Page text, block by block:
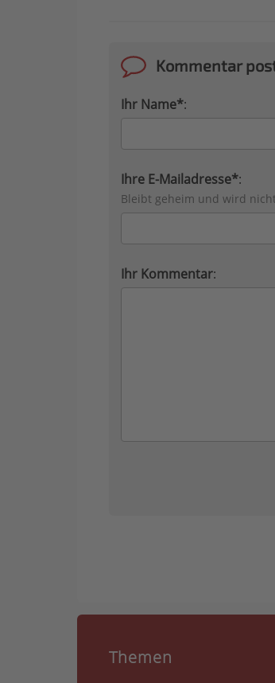
Kommentar
Ihr Name*:
Ihre E-Mailadresse*:
Bleibt geheim und wird
Ihr Kommentar:
Themen